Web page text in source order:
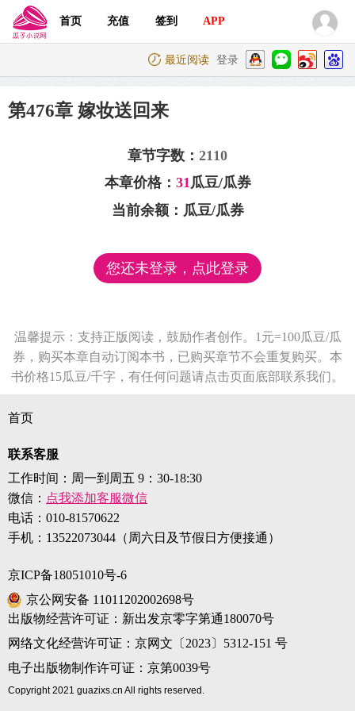
首页 充值 签到 APP
最近阅读 登录
第476章 嫁妆送回来
章节字数： 2110
本章价格： 31瓜豆/瓜券
当前余额： 瓜豆/瓜券
您还未登录，点此登录
温馨提示：支持正版阅读，鼓励作者创作。1元=100瓜豆/瓜
券，购买本章自动订阅本书，已购买章节不会重复购买。本
书价格15瓜豆/千字，有任何问题请点击页面底部联系我们。
首页
联系客服
工作时间：周一到周五 9：30-18:30
微信： 点我添加客服微信
电话： 010-81570622
手机： 13522073044（周六日及节假日方便接通）
京ICP备18051010号-6
京公网安备 11011202002698号
出版物经营许可证：新出发京零字第通180070号
网络文化经营许可证：京网文〔2023〕5312-151 号
电子出版物制作许可证：京第0039号
Copyright 2021 guazixs.cn All rights reserved.